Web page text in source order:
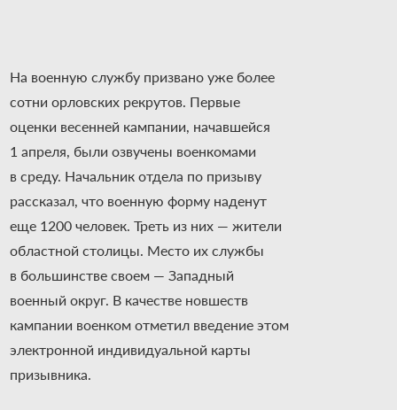
На военную службу призвано уже более
сотни орловских рекрутов. Первые
оценки весенней кампании, начавшейся
1 апреля, были озвучены военкомами
в среду. Начальник отдела по призыву
рассказал, что военную форму наденут
еще 1200 человек. Треть из них — жители
областной столицы. Место их службы
в большинстве своем — Западный
военный округ. В качестве новшеств
кампании военком отметил введение этом
электронной индивидуальной карты
призывника.